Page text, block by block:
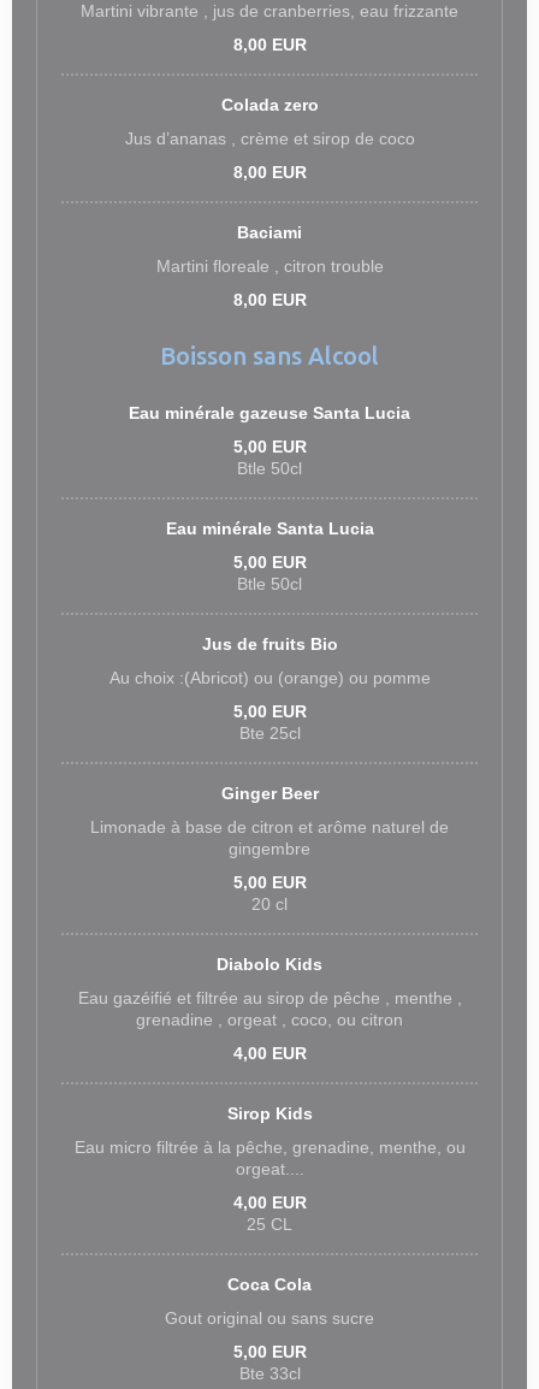
Martini vibrante , jus de cranberries, eau frizzante
8,00 EUR
Colada zero
Jus d’ananas , crème et sirop de coco
8,00 EUR
Baciami
Martini floreale , citron trouble
8,00 EUR
Boisson sans Alcool
Eau minérale gazeuse Santa Lucia
5,00 EUR
Btle 50cl
Eau minérale Santa Lucia
5,00 EUR
Btle 50cl
Jus de fruits Bio
Au choix :(Abricot) ou (orange) ou pomme
5,00 EUR
Bte 25cl
Ginger Beer
Limonade à base de citron et arôme naturel de
gingembre
5,00 EUR
20 cl
Diabolo Kids
Eau gazéifié et filtrée au sirop de pêche , menthe ,
grenadine , orgeat , coco, ou citron
4,00 EUR
Sirop Kids
Eau micro filtrée à la pêche, grenadine, menthe, ou
orgeat....
4,00 EUR
25 CL
Coca Cola
Gout original ou sans sucre
5,00 EUR
Bte 33cl